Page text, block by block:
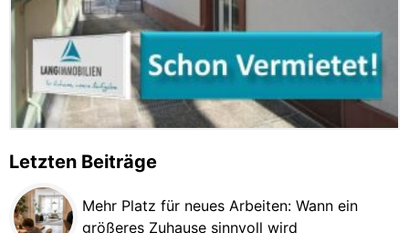
Letzten Beiträge
Mehr Platz für neues Arbeiten: Wann ein
größeres Zuhause sinnvoll wird